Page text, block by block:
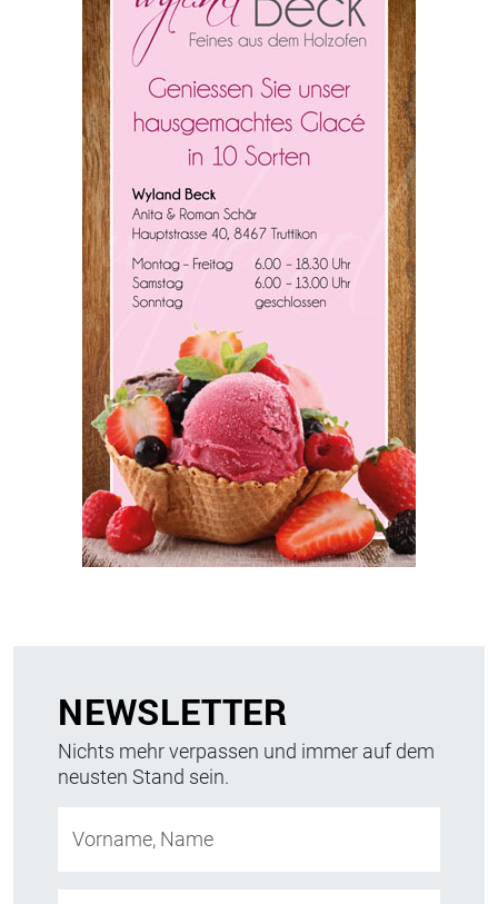
NEWSLETTER
Nichts mehr verpassen und immer auf dem
neusten Stand sein.
Vorname, Name